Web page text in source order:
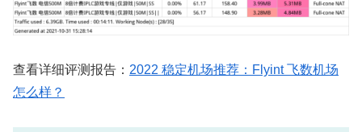
查看详细评测报告： 2022 稳定机场推荐：Flyint 飞数机场
怎么样？